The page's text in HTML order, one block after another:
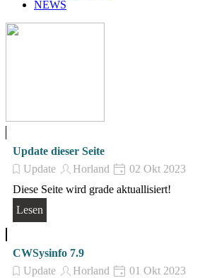
NEWS
Update dieser Seite
Update
Horland
02 Okt 2023
Diese Seite wird grade aktuallisiert!
Lesen
CWSysinfo 7.9
Update
Horland
01 Okt 2023